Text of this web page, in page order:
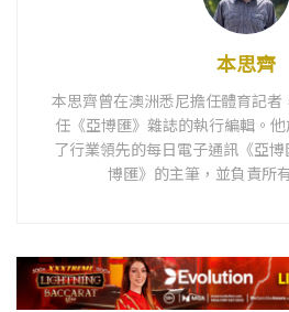
本思齊
本思齊曾在澳洲悉尼擔任體育記
任《亞博匯》雜誌的執行編輯。
了行業領先的每日電子通訊《亞
博匯》的主筆，並負責所